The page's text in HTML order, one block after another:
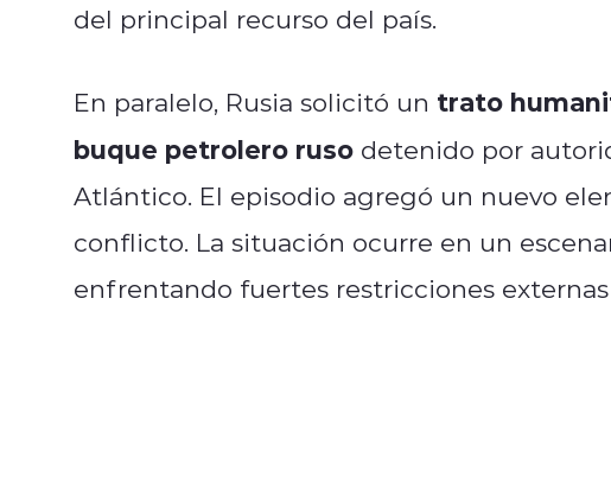
del principal recurso del país.
En paralelo, Rusia solicitó un trato
buque petrolero ruso detenido por
Atlántico. El episodio agregó un nuevo
conflicto. La situación ocurre en un
enfrentando fuertes restricciones